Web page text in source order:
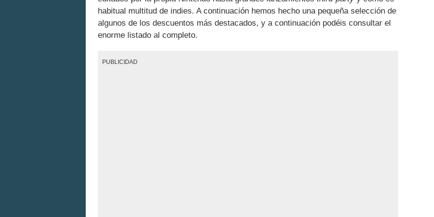
habitual multitud de indies. A continuación hemos hecho una pequeña selección de
algunos de los descuentos más destacados, y a continuación podéis consultar el
enorme listado al completo.
PUBLICIDAD